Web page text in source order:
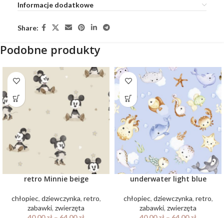
Informacje dodatkowe
Share:
Podobne produkty
retro Minnie beige
chłopiec, dziewczynka, retro,
zabawki, zwierzęta
underwater light blue
chłopiec, dziewczynka, retro,
zabawki, zwierzęta